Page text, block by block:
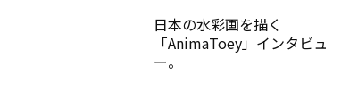
日本の水彩画を描く
「AnimaToey」インタビュ
ー。